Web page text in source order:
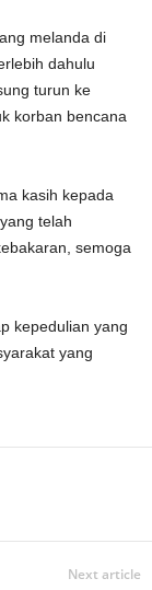
melanda di
dahulu
turun ke
korban bencana
kasih kepada
telah
semoga
kepedulian yang
yang
Next article